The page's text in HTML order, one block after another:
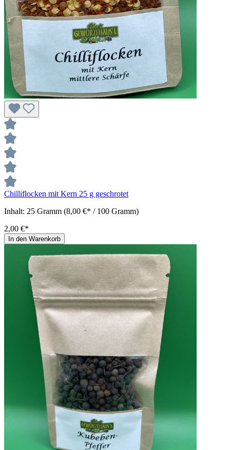
Chilliflocken mit Kern 25 g geschrotet
Inhalt: 25 Gramm (8,00 €* / 100 Gramm)
2,00 €*
In den Warenkorb